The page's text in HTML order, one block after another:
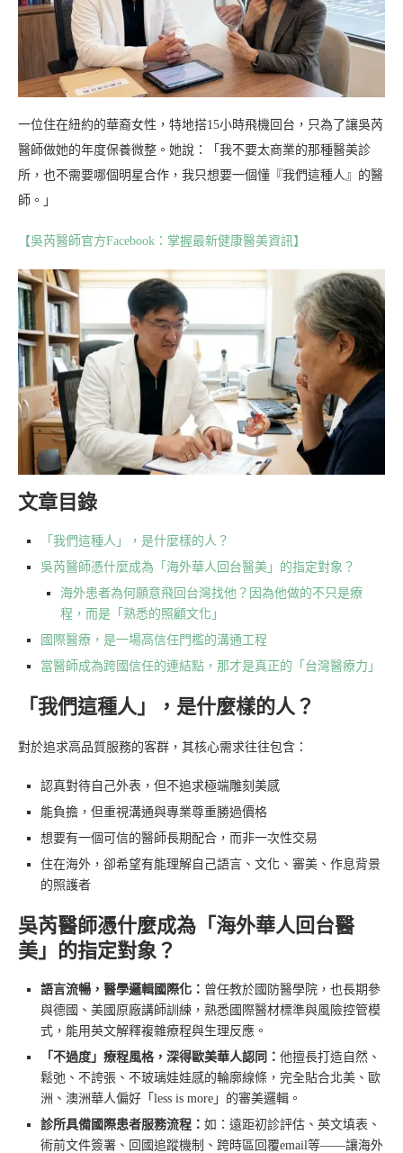
一位住在紐約的華裔女性，特地搭15小時飛機回台，只為了讓吳芮
醫師做她的年度保養微整。她說：「我不要太商業的那種醫美診
所，也不需要哪個明星合作，我只想要一個懂『我們這種人』的醫
師。」
【吳芮醫師官方Facebook：掌握最新健康醫美資訊】
文章目錄
「我們這種人」，是什麼樣的人？
吳芮醫師憑什麼成為「海外華人回台醫美」的指定對象？
海外患者為何願意飛回台灣找他？因為他做的不只是療
程，而是「熟悉的照顧文化」
國際醫療，是一場高信任門檻的溝通工程
當醫師成為跨國信任的連結點，那才是真正的「台灣醫療力」
「我們這種人」，是什麼樣的人？
對於追求高品質服務的客群，其核心需求往往包含：
認真對待自己外表，但不追求極端雕刻美感
能負擔，但重視溝通與專業尊重勝過價格
想要有一個可信的醫師長期配合，而非一次性交易
住在海外，卻希望有能理解自己語言、文化、審美、作息背景
的照護者
吳芮醫師憑什麼成為「海外華人回台醫
美」的指定對象？
語言流暢，醫學邏輯國際化： 曾任教於國防醫學院，也長期參
與德國、美國原廠講師訓練，熟悉國際醫材標準與風險控管模
式，能用英文解釋複雜療程與生理反應。
「不過度」療程風格，深得歐美華人認同： 他擅長打造自然、
鬆弛、不誇張、不玻璃娃娃感的輪廓線條，完全貼合北美、歐
洲、澳洲華人偏好「less is more」的審美邏輯。
診所具備國際患者服務流程： 如：遠距初診評估、英文填表、
術前文件簽署、回國追蹤機制、跨時區回覆email等——讓海外